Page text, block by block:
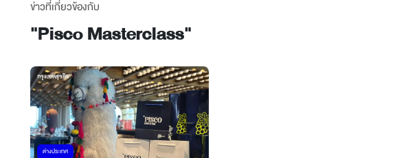
ข่าวที่เกี่ยวข้องกับ
"Pisco Masterclass"
ต่างประเทศ